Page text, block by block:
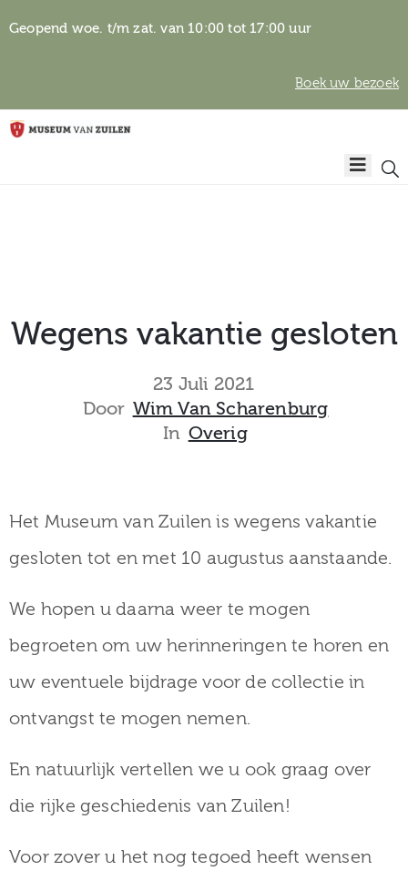
Geopend woe. t/m zat. van 10:00 tot 17:00 uur
Boek uw bezoek
Home
Verhalen
over
Collectie
Wegens vakantie gesloten
23 Juli 2021
Door Wim Van Scharenburg
In Overig
Het Museum van Zuilen is wegens vakantie
gesloten tot en met 10 augustus aanstaande.
We hopen u daarna weer te mogen
begroeten om uw herinneringen te horen en
uw eventuele bijdrage voor de collectie in
ontvangst te mogen nemen.
En natuurlijk vertellen we u ook graag over
die rijke geschiedenis van Zuilen!
Voor zover u het nog tegoed heeft wensen
Algemene